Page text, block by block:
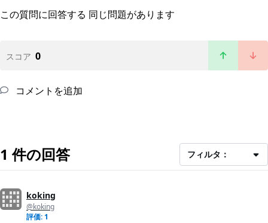
この質問に回答する 同じ問題があります
スコア 0
コメントを追加
1 件の回答 フィルタ：
koking
@koking
評価: 1